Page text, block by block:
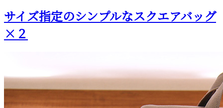
付
け
体
案
内”
の
日:
サイズ指定のシンプルなスクエアバッグ
×２